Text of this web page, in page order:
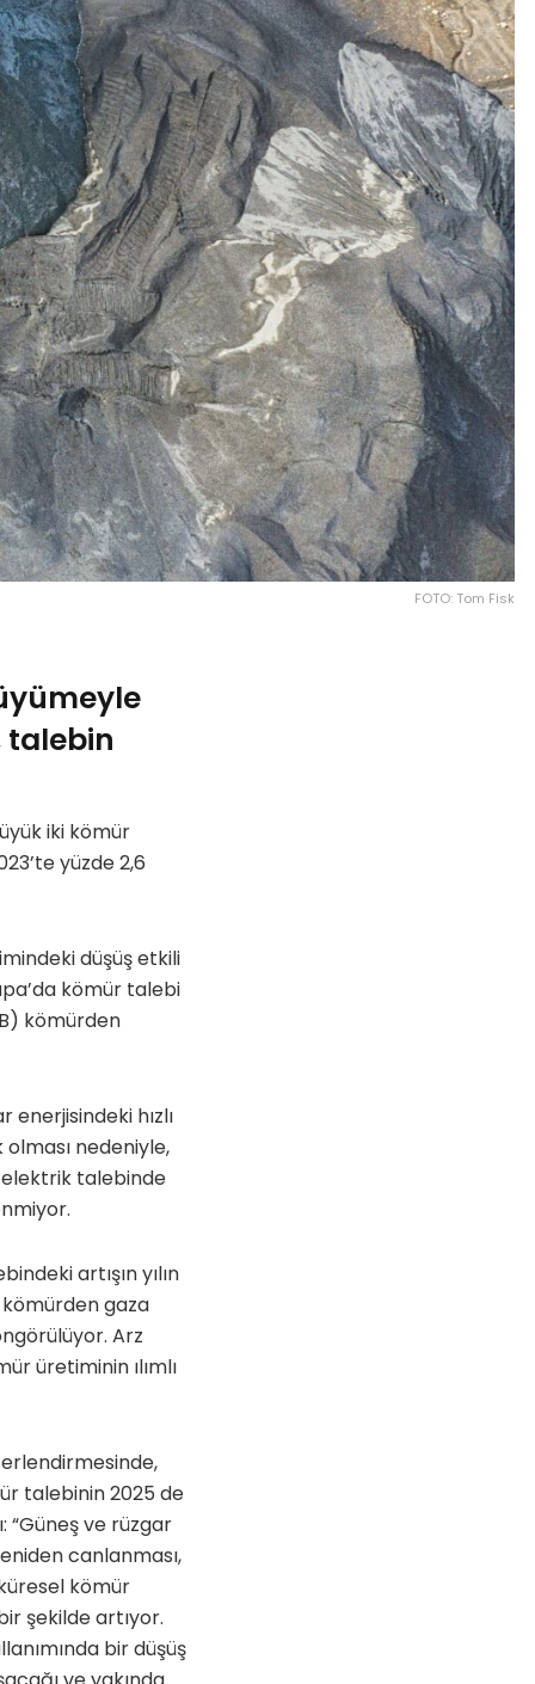
FOTO: Tom Fisk
talebin
iki kömür
yüzde 2,6
düşüş etkili
kömür talebi
kömürden
hızlı
nedeniyle,
elektrik talebinde
artışın yılın
kömürden gaza
Arz
üretiminin ılımlı
talebinin 2025 de
“Güneş ve rüzgar
canlanması,
kömür
şekilde artıyor.
bir düşüş